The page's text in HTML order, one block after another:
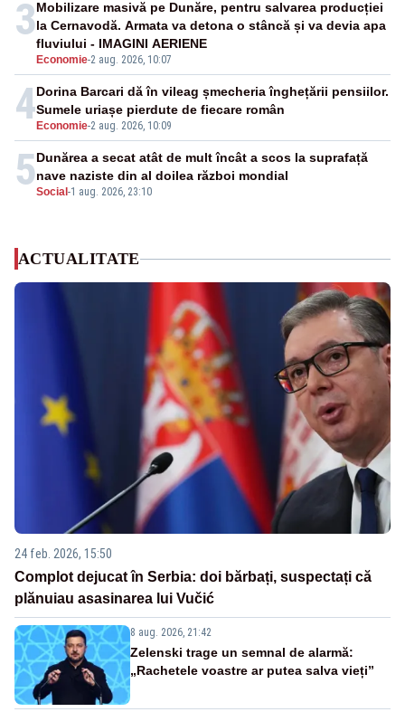
3
Economie-2 aug. 2026, 10:07
Mobilizare masivă pe Dunăre, pentru salvarea producției
la Cernavodă. Armata va detona o stâncă și va devia apa
fluviului - IMAGINI AERIENE
4 Economie-2 aug. 2026, 10:09
Dorina Barcari dă în vileag șmecheria înghețării pensiilor.
Sumele uriașe pierdute de fiecare român
5Social -1 aug. 2026, 23:10
Dunărea a secat atât de mult încât a scos la suprafață
nave naziste din al doilea război mondial
ACTUALITATE
24 feb. 2026, 15:50
Complot dejucat în Serbia: doi bărbați, suspectați că
plănuiau asasinarea lui Vučić
8 aug. 2026, 21:42
Zelenski trage un semnal de alarmă:
„Rachetele voastre ar putea salva vieți”